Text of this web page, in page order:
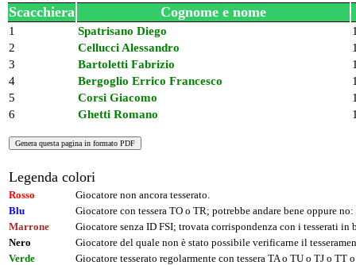
Scacchiera
Cognome e nome
1 Spatrisano Diego
2
Cellucci Alessandro
3
Bartoletti Fabrizio
4
Bergoglio Errico Francesco
5
Corsi Giacomo
6
Ghetti Romano
Legenda colori
Rosso
Giocatore non ancora tesserato.
Blu
Giocatore con tessera TO o TR; potrebbe andare bene oppure
Marrone
Giocatore senza ID FSI; trovata corrispondenza con i tesserati
Nero
Giocatore del quale non è stato possibile verificarne il
Verde
Giocatore tesserato regolarmente con tessera TA o TU o TJ o TT